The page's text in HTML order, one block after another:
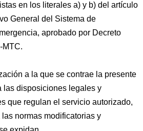
en los literales a) y b) del artículo
General del Sistema de
aprobado por Decreto
MTC.
a la que se contrae la presente
las disposiciones legales y
que regulan el servicio autorizado,
normas modificatorias y